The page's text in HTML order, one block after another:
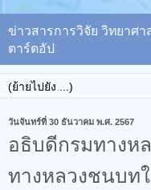
ข่าวสารการวิจัย วิทยาศ
ตาร์ตอัป
วันจันทร์ที่ 30 ธันวาคม พ.ศ. 2567
อธิบดีกรมทางห
ทางหลวงชนบท